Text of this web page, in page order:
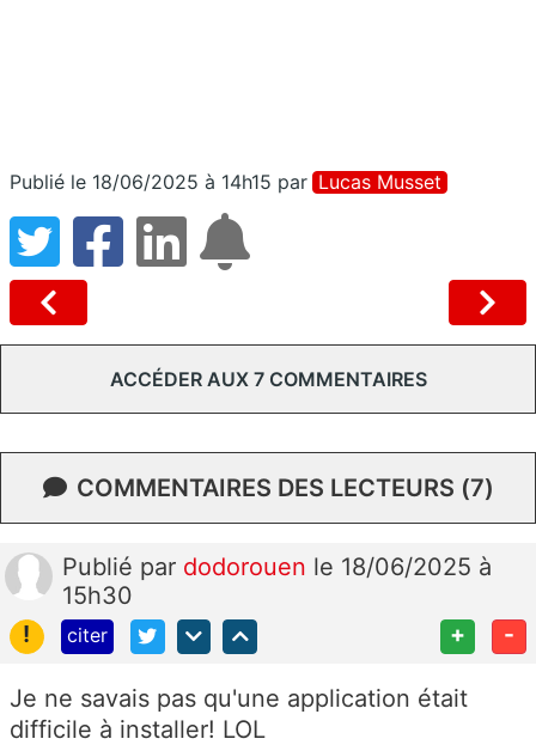
Publié le 18/06/2025 à 14h15 par Lucas Musset
ACCÉDER AUX 7 COMMENTAIRES
COMMENTAIRES DES LECTEURS (7)
Publié par dodorouen le 18/06/2025 à
15h30
!
citer + -
Je ne savais pas qu'une application était
difficile à installer! LOL